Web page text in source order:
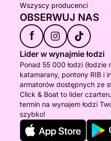
Wszyscy producenci
OBSERWUJ NAS
f
Lider w wynajmie łodzi
Ponad 55 000 łodzi
katamarany, pontony RIB i
armatorów dostępnych ze
Click & Boat to lider
termin na wynajem łodzi
szybko!